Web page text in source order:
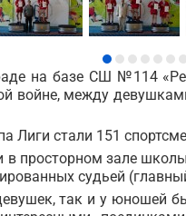
на базе СШ №114
войне, между
Лиги стали 151
в просторном зале
судьей
так и у юношей